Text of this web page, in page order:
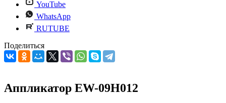
YouTube
WhatsApp
RUTUBE
Поделиться
Аппликатор EW-09H012